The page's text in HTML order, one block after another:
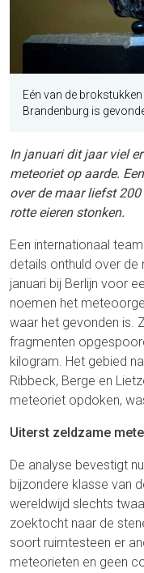
Eén van de
Brandenburg is
In januari dit jaar viel
meteoriet op aarde.
over de maar liefst
rotte eieren stonken.
Een internationaal
details onthuld over de
januari bij Berlijn voor
noemen het
waar het gevonden is.
fragmenten
kilogram. Het gebied
Ribbeck, Berge en
meteoriet opdoken,
Uiterst zeldzame
De analyse bevestigt
bijzondere klasse van
wereldwijd slechts
zoektocht naar de
soort ruimtesteen er
meteorieten en geen